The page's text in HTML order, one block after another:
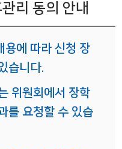
리 동의 안내
용에 따라 신청 장
습니다.
위원회에서 장학
를 요청할 수 있습